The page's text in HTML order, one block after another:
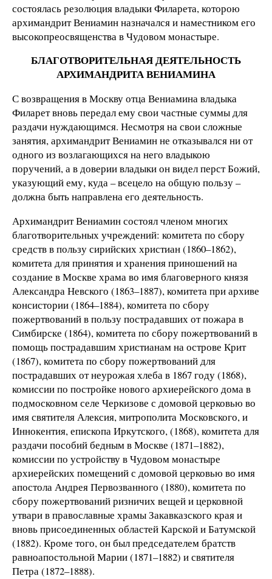
состоялась резолюция владыки Филарета, которою
архимандрит Вениамин назначался и наместником его
высокопреосвященства в Чудовом монастыре.
БЛАГОТВОРИТЕЛЬНАЯ ДЕЯТЕЛЬНОСТЬ
АРХИМАНДРИТА ВЕНИАМИНА
С возвращения в Москву отца Вениамина владыка
Филарет вновь передал ему свои частные суммы для
раздачи нуждающимся. Несмотря на свои сложные
занятия, архимандрит Вениамин не отказывался ни от
одного из возлагающихся на него владыкою
поручений, а в доверии владыки он видел перст Божий,
указующий ему, куда – всецело на общую пользу –
должна быть направлена его деятельность.
Архимандрит Вениамин состоял членом многих
благотворительных учреждений: комитета по сбору
средств в пользу сирийских христиан (1860–1862),
комитета для принятия и хранения приношений на
создание в Москве храма во имя благоверного князя
Александра Невского (1863–1887), комитета при архиве
консистории (1864–1884), комитета по сбору
пожертвований в пользу пострадавших от пожара в
Симбирске (1864), комитета по сбору пожертвований в
помощь пострадавшим христианам на острове Крит
(1867), комитета по сбору пожертвований для
пострадавших от неурожая хлеба в 1867 году (1868),
комиссии по постройке нового архиерейского дома в
подмосковном селе Черкизове с домовой церковью во
имя святителя Алексия, митрополита Московского, и
Иннокентия, епископа Иркутского, (1868), комитета для
раздачи пособий бедным в Москве (1871–1882),
комиссии по устройству в Чудовом монастыре
архиерейских помещений с домовой церковью во имя
апостола Андрея Первозванного (1880), комитета по
сбору пожертвований ризничих вещей и церковной
утвари в православные храмы Закавказского края и
вновь присоединенных областей Карской и Батумской
(1882). Кроме того, он был председателем братств
равноапостольной Марии (1871–1882) и святителя
Петра (1872–1888).